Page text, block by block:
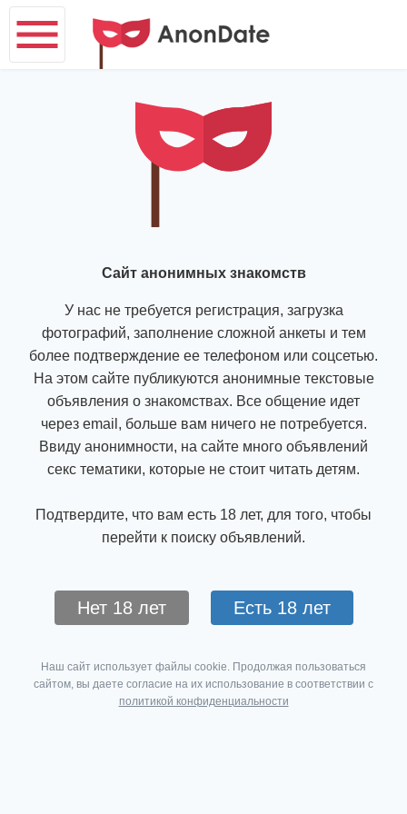
Сайт анонимных знакомств
У нас не требуется регистрация, загрузка
фотографий, заполнение сложной анкеты и тем
более подтверждение ее телефоном или соцсетью.
На этом сайте публикуются анонимные текстовые
объявления о знакомствах. Все общение идет
через email, больше вам ничего не потребуется.
Ввиду анонимности, на сайте много объявлений
секс тематики, которые не стоит читать детям.
Подтвердите, что вам есть 18 лет, для того, чтобы
перейти к поиску объявлений.
Нет 18 лет Есть 18 лет
Наш сайт использует файлы cookie. Продолжая пользоваться
сайтом, вы даете согласие на их использование в соответствии с
политикой конфиденциальности